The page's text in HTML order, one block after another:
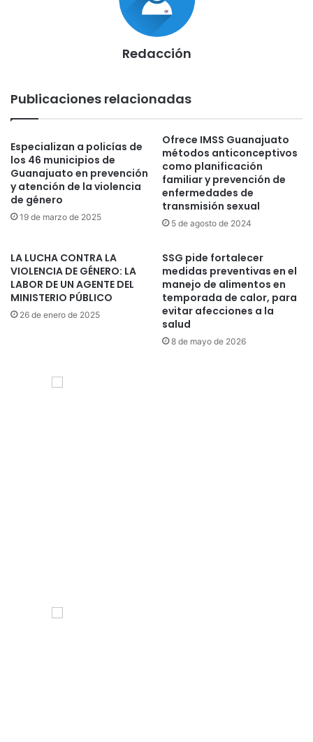
Redacción
Publicaciones relacionadas
Especializan a policías de
los 46 municipios de
Guanajuato en prevención
y atención de la violencia
de género
19 de marzo de 2025
Ofrece IMSS Guanajuato
métodos anticonceptivos
como planificación
familiar y prevención de
enfermedades de
transmisión sexual
5 de agosto de 2024
LA LUCHA CONTRA LA
VIOLENCIA DE GÉNERO: LA
LABOR DE UN AGENTE DEL
MINISTERIO PÚBLICO
26 de enero de 2025
SSG pide fortalecer
medidas preventivas en el
manejo de alimentos en
temporada de calor, para
evitar afecciones a la
salud
8 de mayo de 2026